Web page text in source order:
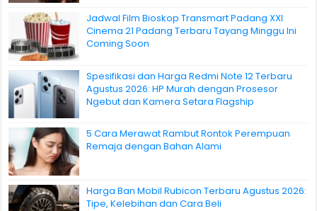
Jadwal Film Bioskop Transmart Padang XXI
Cinema 21 Padang Terbaru Tayang Minggu Ini
Coming Soon
Spesifikasi dan Harga Redmi Note 12 Terbaru
Agustus 2026: HP Murah dengan Prosesor
Ngebut dan Kamera Setara Flagship
5 Cara Merawat Rambut Rontok Perempuan
Remaja dengan Bahan Alami
Harga Ban Mobil Rubicon Terbaru Agustus 2026:
Tipe, Kelebihan dan Cara Beli